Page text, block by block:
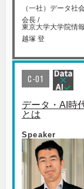
（一社）データ社
会長 /
東京大学大学院情
越塚 登
C-01
データ・AI時
とは
Speaker